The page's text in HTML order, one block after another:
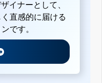
イナーとして、
直感的に届ける
です。